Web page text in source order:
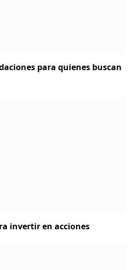
para quienes buscan
invertir en acciones